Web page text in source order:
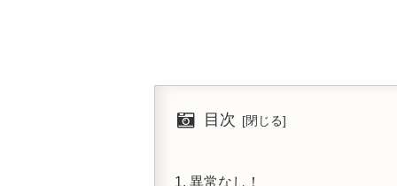
目次
異常なし！